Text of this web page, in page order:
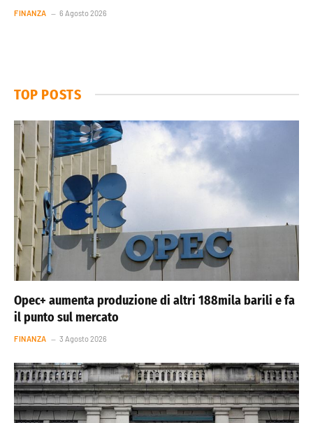
FINANZA 6 Agosto 2026
TOP POSTS
Opec+ aumenta produzione di altri 188mila barili e fa
il punto sul mercato
FINANZA 3 Agosto 2026